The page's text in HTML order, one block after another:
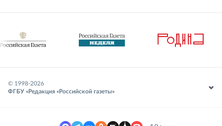
© 1998-2026
ФГБУ «Редакция «Российской газеты»